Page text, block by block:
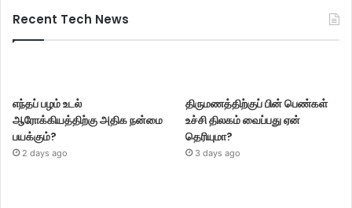
Recent Tech News
எந்தப் பழம் உடல்
ஆரோக்கியத்திற்கு அதிக நன்மை
பயக்கும்?
2 days ago
திருமணத்திற்குப் பின் பெண்கள்
உச்சி திலகம் வைப்பது ஏன்
தெரியுமா?
3 days ago